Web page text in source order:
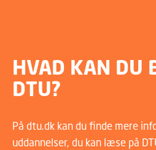
HVAD KAN DU
DTU?
På dtu.dk kan du finde mere
uddannelser, du kan læse på